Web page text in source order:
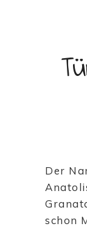
Der
schon